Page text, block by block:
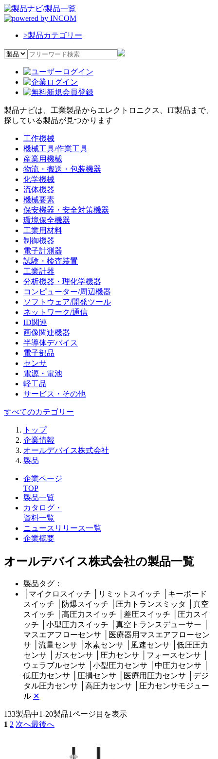
>製品カテゴリー
製品ナビは、工業製品からエレクトロニクス、IT製品まで、
探している製品が見つかります
工作機械
機械工具/作業工具
産業用機械
物流・搬送・包装機器
化学機械
流体機器
機械要素
保安機器・安全対策機器
環境保全機器
工業用材料
制御機器
電子計測器
試験・検査装置
工業計器
分析機器・理化学機器
コンピューター/周辺機器
ソフトウェア/開発ツール
ネットワーク/通信
ID関連
画像関連機器
半導体デバイス
電子部品
センサ
電源・電池
軽工品
サービス・その他
すべてのカテゴリー
トップ
企業情報
オールデバイス株式会社
製品
企業ページ
TOP
製品一覧
カタログ・
資料一覧
ニュースリリース一覧
企業概要
オールデバイス株式会社の製品一覧
製品タグ：
マイクロスイッチ リミットスイッチ
キーボード
スイッチ
防爆スイッチ 圧力トランスミッタ
真空
スイッチ
高圧力スイッチ 差圧スイッチ
圧力スイ
ッチ
小型圧力スイッチ 真空トランスデューサー
マスエアフローセンサ
医療器用マスエアフローセン
サ
流量センサ 水素センサ 風速センサ │低圧圧力
センサ
ガスセンサ 圧力センサ フォースセンサ
ウェラブルセンサ
小型圧力センサ 中圧力センサ
低圧力センサ
圧損センサ 医療用圧力センサ
デジ
タル圧力センサ
高圧力センサ
圧力センサモジュー
ル ✕
133製品中1-20製品1ページ目を表示
1 2 次へ最後へ